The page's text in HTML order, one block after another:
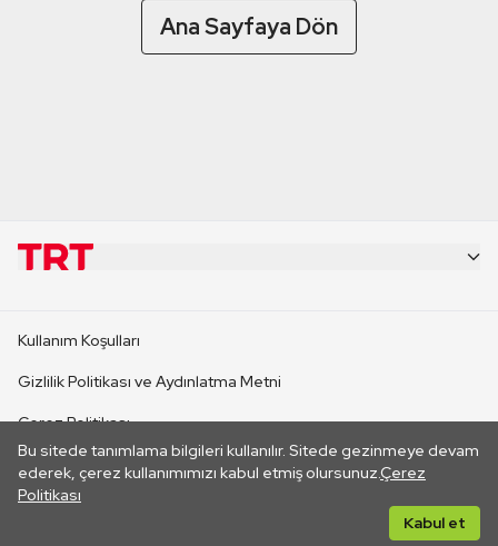
Ana Sayfaya Dön
Bu sitede tanımlama bilgileri kullanılır. Sitede gezinmeye devam
ederek, çerez kullanımımızı kabul etmiş olursunuz.Çerez
Politikası
Kabul et
CANLI YAYINLAR
Kullanım Koşulları
Gizlilik Politikası ve Aydınlatma Metni
Çerez Politikası
İletişim
Her hakkı saklıdır. ©2026 TRT. Bağlantı yoluyla gidilen dış